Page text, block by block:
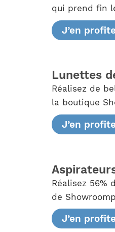
qui prend fin
J’en
Lunettes
Réalisez de
la boutique
J’en
Réalisez 56%
de
J’en